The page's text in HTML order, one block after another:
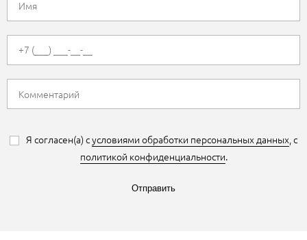
Я согласен(а) сусловиями обработки персональных данных, с
политикой конфиденциальности.
Отправить